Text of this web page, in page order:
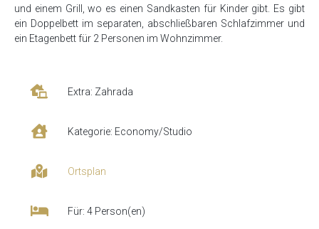
und einem Grill, wo es einen Sandkasten für Kinder gibt. Es gibt
ein Doppelbett im separaten, abschließbaren Schlafzimmer und
ein Etagenbett für 2 Personen im Wohnzimmer.
Extra: Zahrada
Kategorie: Economy/Studio
Ortsplan
Für: 4 Person(en)